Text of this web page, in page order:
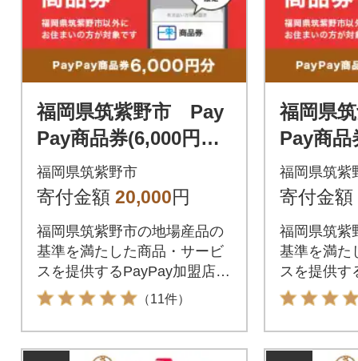
福岡県筑紫野市 Pay
Pay商品券(6,000円分)
※地域内の一部の加盟
店のみで利用可
福岡県筑紫野市
寄付金額 20,000円
福岡県筑紫野市の地場産品の
基準を満たした商品・サービ
スを提供するPayPay加盟店で
のお支払いにご利用いただけ
ます。福岡県筑紫野市在住の
方はPayPay商品券を受け取れ
ませんのでご注意ください。
（11件）
福岡県
Pay商品
※地域内
店のみ
福岡県筑紫
寄付金額
福岡県筑紫
基準を満た
スを提供す
のお支払い
ます。福岡
方は
ませんので